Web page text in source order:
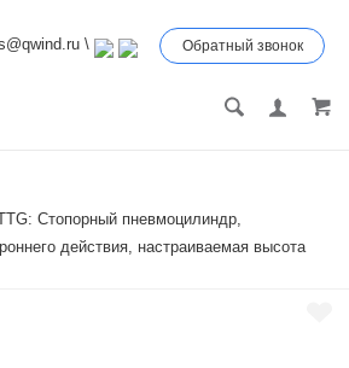
\ Обратный звонок
Стопорный пневмоцилиндр,
действия, настраиваемая высота